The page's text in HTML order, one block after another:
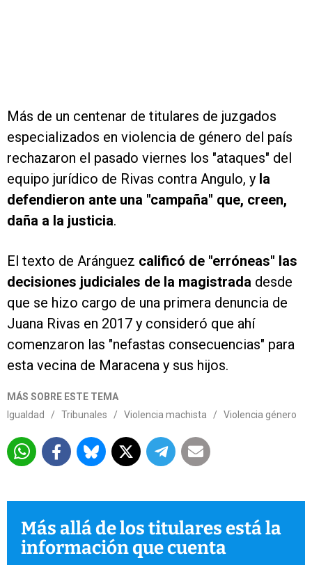
Más de un centenar de titulares de juzgados
especializados en violencia de género del país
rechazaron el pasado viernes los "ataques" del
equipo jurídico de Rivas contra Angulo, y la
defendieron ante una "campaña" que, creen,
daña a la justicia.
El texto de Aránguez calificó de "erróneas" las
decisiones judiciales de la magistrada desde
que se hizo cargo de una primera denuncia de
Juana Rivas en 2017 y consideró que ahí
comenzaron las "nefastas consecuencias" para
esta vecina de Maracena y sus hijos.
MÁS SOBRE ESTE TEMA
Igualdad
/ Tribunales / Violencia machista / Violencia género
Más allá de los titulares está la
información que cuenta